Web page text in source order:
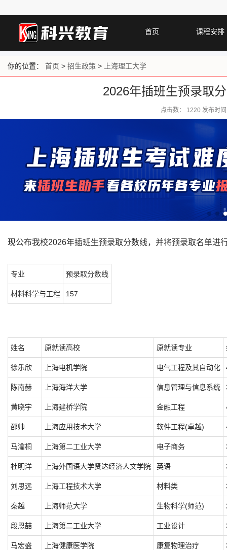
首页 课程安排
你的位置： 首页 > 招生政策 > 上海理工大学
2026年插班生预录取
点击数： 1220 发布时
现公布我校2026年插班生预录取分数线，并将预录取名单进
专业 预录取分数线
材料科学与工程 157
姓名 原就读高校 原就读专业
徐乐欣 上海电机学院 电气工程及其自动化
陈南赫 上海海洋大学 信息管理与信息系统
黄晓宇 上海建桥学院 金融工程
邵帅 上海应用技术大学 软件工程(卓越)
马瀹桐 上海第二工业大学 电子商务
杜明洋 上海外国语大学贤达经济人文学院 英语
刘思远 上海工程技术大学 材料类
秦越 上海师范大学 生物科学(师范)
段恩喆 上海第二工业大学 工业设计
马宏盛 上海健康医学院 康复物理治疗